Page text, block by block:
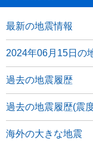
最新の地震情報
2024年06月15日の
過去の地震履歴
過去の地震履歴(震
海外の大きな地震